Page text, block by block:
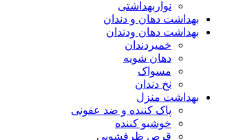
نواربهداشتی
بهداشت دهان و دندان
بهداشت دهان ودندان
خمیردندان
دهان شویه
مسواک
نخ دندان
بهداشت منزل
پاک کننده و ضد عفونی
خوشبو کننده
قرص ظرفشويي